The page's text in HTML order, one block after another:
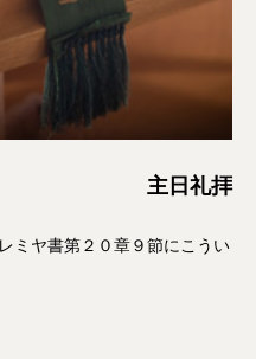
主日礼拝
ミヤ書第２０章９節にこうい